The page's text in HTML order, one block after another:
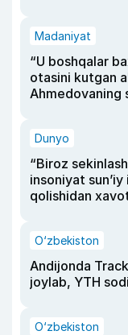
Madaniyat
“U boshqalar
otasini kutgan
Ahmedovaning
Dunyo
“Biroz
insoniyat
qolishidan
O‘zbekiston
Andijonda
joylab, YTH
O‘zbekiston